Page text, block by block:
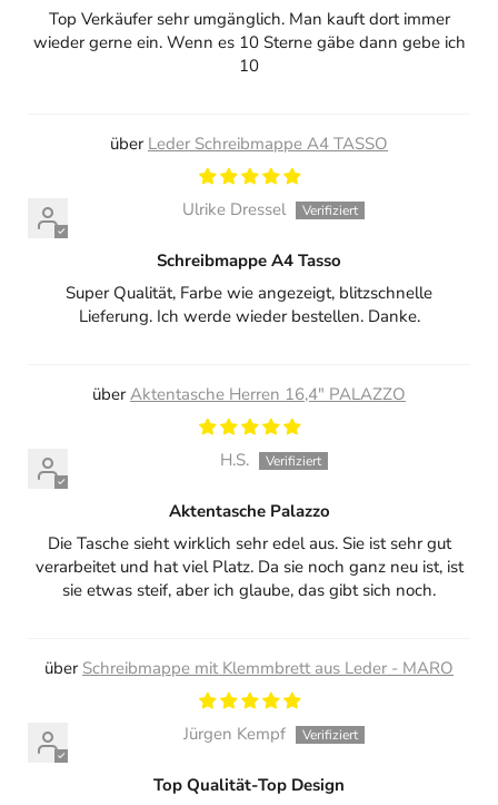
Top Verkäufer sehr umgänglich. Man kauft dort immer
wieder gerne ein. Wenn es 10 Sterne gäbe dann gebe ich
10
Leder Schreibmappe A4 TASSO
Ulrike Dressel
Schreibmappe A4 Tasso
Super Qualität, Farbe wie angezeigt, blitzschnelle
Lieferung. Ich werde wieder bestellen. Danke.
Aktentasche Herren 16,4" PALAZZO
H.S.
Aktentasche Palazzo
Die Tasche sieht wirklich sehr edel aus. Sie ist sehr gut
verarbeitet und hat viel Platz. Da sie noch ganz neu ist, ist
sie etwas steif, aber ich glaube, das gibt sich noch.
Schreibmappe mit Klemmbrett aus Leder - MARO
Jürgen Kempf
Top Qualität-Top Design